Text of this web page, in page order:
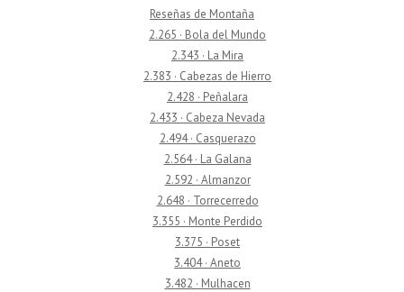
Reseñas de Montaña
2.265 · Bola del Mundo
2.343 · La Mira
2.383 · Cabezas de Hierro
2.428 · Peñalara
2.433 · Cabeza Nevada
2.494 · Casquerazo
2.564 · La Galana
2.592 · Almanzor
2.648 · Torrecerredo
3.355 · Monte Perdido
3.375 · Poset
3.404 · Aneto
3.482 · Mulhacen